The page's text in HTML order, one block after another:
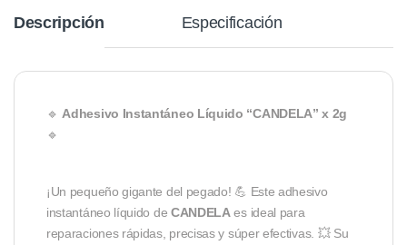
Descripción Especificación
🔹Adhesivo Instantáneo Líquido “CANDELA” x 2g
🔹
¡Un pequeño gigante del pegado! 💪 Este adhesivo
instantáneo líquido de CANDELAes ideal para
reparaciones rápidas, precisas y súper efectivas. 💥 Su